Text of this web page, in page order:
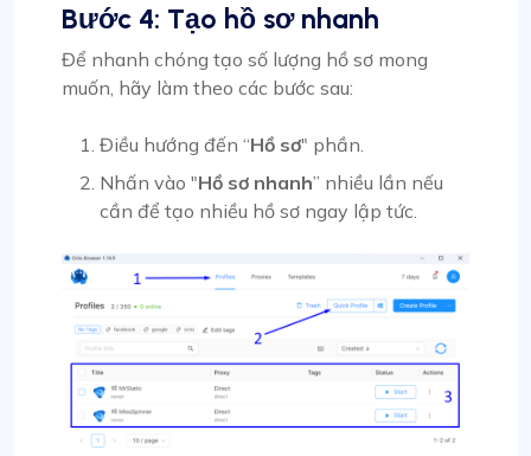
Bước 4: Tạo hồ sơ nhanh
Để nhanh chóng tạo số lượng hồ sơ mong
muốn, hãy làm theo các bước sau:
Điều hướng đến “Hồ sơ" phần.
Nhấn vào "Hồ sơ nhanh” nhiều lần nếu
cần để tạo nhiều hồ sơ ngay lập tức.